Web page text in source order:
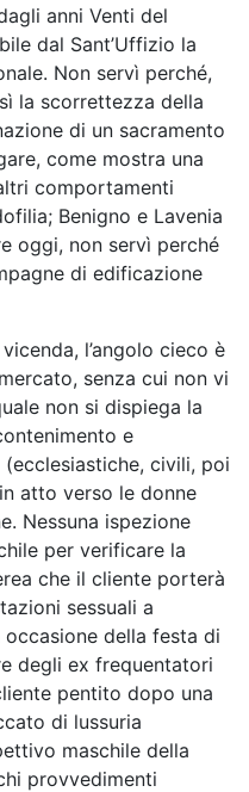
anni Venti del
dal Sant’Uffizio la
Non servì perché,
la scorrettezza della
di un sacramento
come mostra una
comportamenti
Benigno e Lavenia
oggi, non servì perché
di edificazione
l’angolo cieco è
senza cui non vi
non si dispiega la
e
civili, poi
atto verso le donne
Nessuna ispezione
per verificare la
che il cliente porterà
sessuali a
della festa di
degli ex frequentatori
pentito dopo una
di lussuria
maschile della
provvedimenti